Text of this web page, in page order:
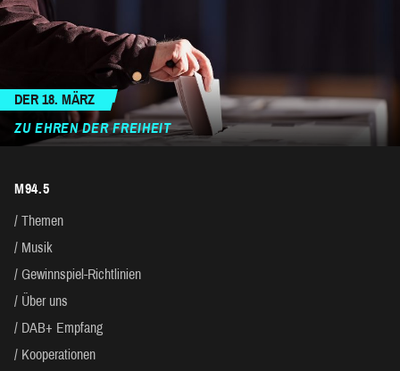
DER 18. MÄRZ
ZU EHREN DER FREIHEIT
M94.5
Themen
Musik
Gewinnspiel-Richtlinien
Über uns
DAB+ Empfang
Kooperationen